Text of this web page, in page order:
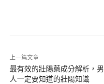
上一篇文章
最有效的壯陽藥成分解析，男
人一定要知道的壯陽知識